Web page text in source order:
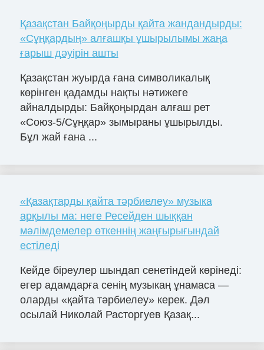
Қазақстан Байқоңырды қайта жандандырды:
«Сұңқардың» алғашқы ұшырылымы жаңа
ғарыш дәуірін ашты
Қазақстан жуырда ғана символикалық
көрінген қадамды нақты нәтижеге
айналдырды: Байқоңырдан алғаш рет
«Союз-5/Сұңқар» зымыраны ұшырылды.
Бұл жай ғана ...
«Қазақтарды қайта тәрбиелеу» музыка
арқылы ма: неге Ресейден шыққан
мәлімдемелер өткеннің жаңғырығындай
естіледі
Кейде біреулер шындап сенетіндей көрінеді:
егер адамдарға сенің музыкаң ұнамаса —
оларды «қайта тәрбиелеу» керек. Дәл
осылай Николай Расторгуев Қазақ...